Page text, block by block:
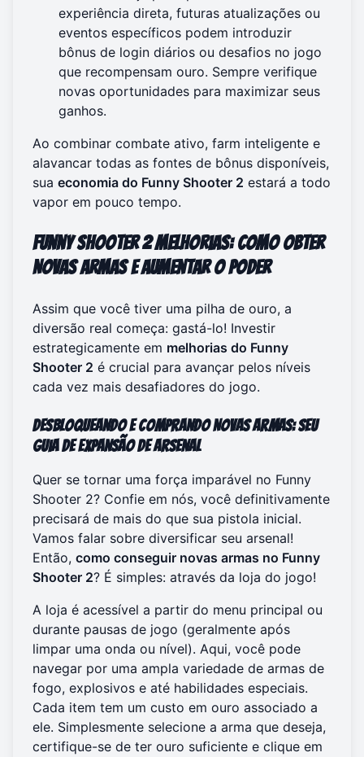
experiência direta, futuras atualizações ou
eventos específicos podem introduzir
bônus de login diários ou desafios no jogo
que recompensam ouro. Sempre verifique
novas oportunidades para maximizar seus
ganhos.
Ao combinar combate ativo, farm inteligente e
alavancar todas as fontes de bônus disponíveis,
sua economia do Funny Shooter 2 estará a todo
vapor em pouco tempo.
Funny Shooter 2 Melhorias: Como Obter
Novas Armas e Aumentar o Poder
Assim que você tiver uma pilha de ouro, a
diversão real começa: gastá-lo! Investir
estrategicamente em melhorias do Funny
Shooter 2 é crucial para avançar pelos níveis
cada vez mais desafiadores do jogo.
Desbloqueando e Comprando Novas Armas: Seu
Guia de Expansão de Arsenal
Quer se tornar uma força imparável no Funny
Shooter 2? Confie em nós, você definitivamente
precisará de mais do que sua pistola inicial.
Vamos falar sobre diversificar seu arsenal!
Então, como conseguir novas armas no Funny
Shooter 2? É simples: através da loja do jogo!
A loja é acessível a partir do menu principal ou
durante pausas de jogo (geralmente após
limpar uma onda ou nível). Aqui, você pode
navegar por uma ampla variedade de armas de
fogo, explosivos e até habilidades especiais.
Cada item tem um custo em ouro associado a
ele. Simplesmente selecione a arma que deseja,
certifique-se de ter ouro suficiente e clique em